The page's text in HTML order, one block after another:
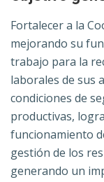
Fortalecer a la
mejorando su
trabajo para la
laborales de sus
condiciones de
productivas,
funcionamiento
gestión de los
generando un